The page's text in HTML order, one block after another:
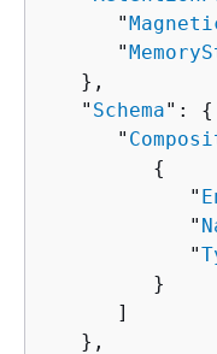
      "
      "
   },
   "
Schema": {
      "
{
            "
            "
            "
         }
      ]
   },